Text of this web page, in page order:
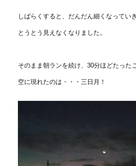
しばらくすると、だんだん細くなっていき
とうとう見えなくなりました。
そのまま朝ランを続け、30分ほどたった
空に現れたのは・・・三日月！